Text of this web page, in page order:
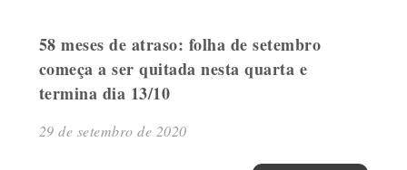
58 meses de atraso: folha de setembro
começa a ser quitada nesta quarta e
termina dia 13/10
29 de setembro de 2020